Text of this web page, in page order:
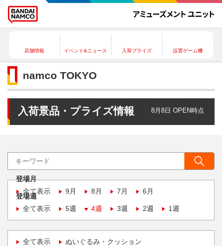
店舗情報 イベント&ニュース 入荷プライズ 設置ゲーム機
namco TOKYO
入荷景品・プライズ情報 8月8日 OPEN時点
登場月
全て表示
9月 8月 7月 6月
登場週
全て表示
5週 4週 3週 2週 1週
全て表示 ぬいぐるみ・クッション